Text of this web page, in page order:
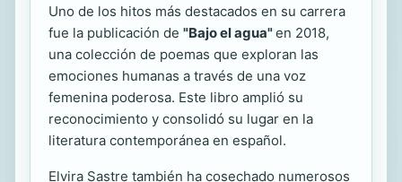
Uno de los hitos más destacados en su carrera
fue la publicación de "Bajo el agua" en 2018,
una colección de poemas que exploran las
emociones humanas a través de una voz
femenina poderosa. Este libro amplió su
reconocimiento y consolidó su lugar en la
literatura contemporánea en español.
Elvira Sastre también ha cosechado numerosos